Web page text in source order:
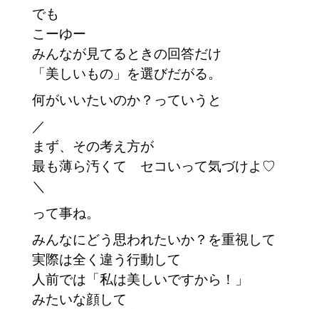
でも
こーゆー
みんなが見てるときの回答だけ
「美しいもの」を選びだがる。
何がいいたいのか？っていうと
／
まず、その考え方が
最も薄ら汚くて　セコいって気づけよ♡
＼
って事ね。
みんなにどう思われたいか？を重視して
実際は全く違う行動して
人前では「私は美しいですから！」
みたいな顔して